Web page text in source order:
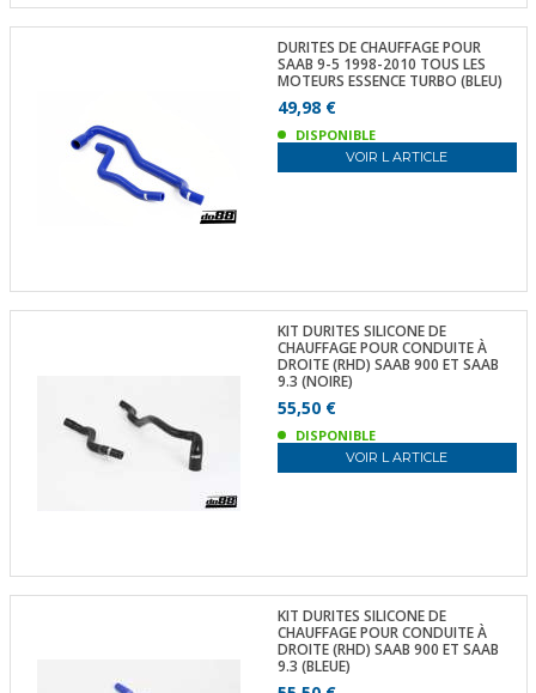
DURITES DE CHAUFFAGE POUR
SAAB 9-5 1998-2010 TOUS LES
MOTEURS ESSENCE TURBO (BLEU)
49,98 €
DISPONIBLE
VOIR L ARTICLE
KIT DURITES SILICONE DE
CHAUFFAGE POUR CONDUITE À
DROITE (RHD) SAAB 900 ET SAAB
9.3 (NOIRE)
55,50 €
DISPONIBLE
VOIR L ARTICLE
KIT DURITES SILICONE DE
CHAUFFAGE POUR CONDUITE À
DROITE (RHD) SAAB 900 ET SAAB
9.3 (BLEUE)